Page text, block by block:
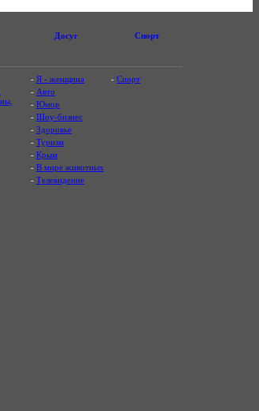
Досуг Спорт
- Я - женщина
- Авто
- Юмор
- Шоу-бизнес
- Здоровье
- Туризм
- Крым
- В мире животных
- Телевидение
-Спорт